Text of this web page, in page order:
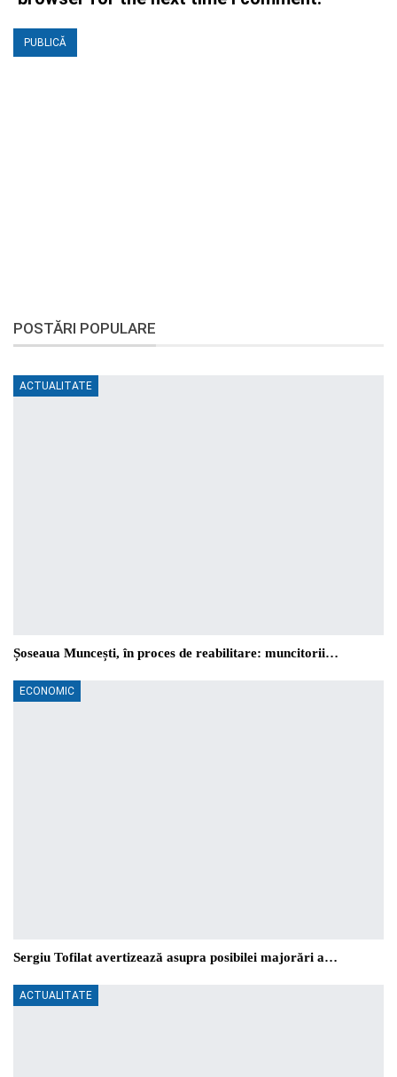
POSTĂRI POPULARE
ACTUALITATE
Șoseaua Muncești, în proces de reabilitare: muncitorii…
ECONOMIC
Sergiu Tofilat avertizează asupra posibilei majorări a…
ACTUALITATE